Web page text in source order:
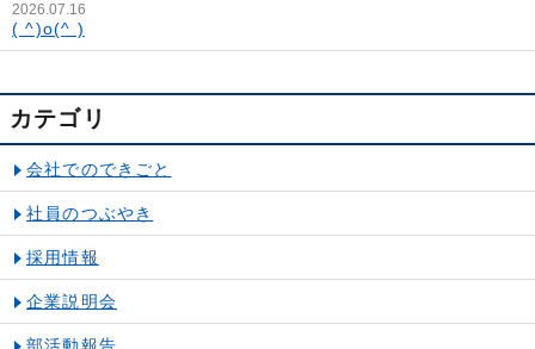
2026.07.16
( ^)o(^ )
カテゴリ
会社でのできごと
社員のつぶやき
採用情報
企業説明会